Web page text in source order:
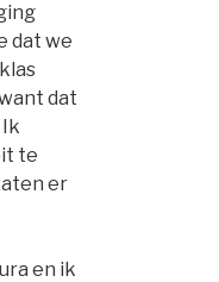
dat we
dat
te
er
en ik